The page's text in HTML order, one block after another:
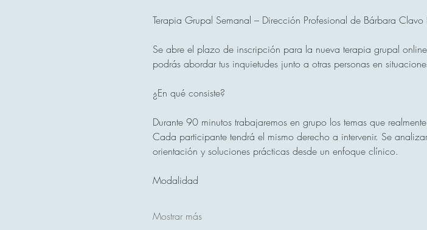
Terapia Grupal Semanal – Dirección Profesional de Bárbara
Se abre el plazo de inscripción para la nueva terapia grupal
podrás abordar tus inquietudes junto a otras personas en
¿En qué consiste?
Durante 90 minutos trabajaremos en grupo los temas que
Cada participante tendrá el mismo derecho a intervenir. Se
orientación y soluciones prácticas desde un enfoque clínico.
Modalidad
Mostrar más